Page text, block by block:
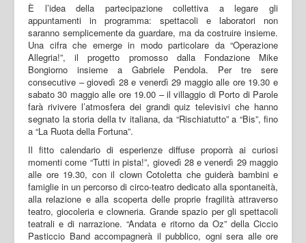
È l’idea della partecipazione collettiva a legare gli
appuntamenti in programma: spettacoli e laboratori non
saranno semplicemente da guardare, ma da costruire insieme.
Una cifra che emerge in modo particolare da “Operazione
Allegria!”, il progetto promosso dalla Fondazione Mike
Bongiorno insieme a Gabriele Pendola. Per tre sere
consecutive – giovedì 28 e venerdì 29 maggio alle ore 19.30 e
sabato 30 maggio alle ore 19.00 – il villaggio di Porto di Parole
farà rivivere l’atmosfera dei grandi quiz televisivi che hanno
segnato la storia della tv italiana, da “Rischiatutto” a “Bis”, fino
a “La Ruota della Fortuna”.
Il fitto calendario di esperienze diffuse proporrà ai curiosi
momenti come “Tutti in pista!”, giovedì 28 e venerdì 29 maggio
alle ore 19.30, con il clown Cotoletta che guiderà bambini e
famiglie in un percorso di circo-teatro dedicato alla spontaneità,
alla relazione e alla scoperta delle proprie fragilità attraverso
teatro, giocoleria e clowneria. Grande spazio per gli spettacoli
teatrali e di narrazione. “Andata e ritorno da Oz” della Ciccio
Pasticcio Band accompagnerà il pubblico, ogni sera alle ore